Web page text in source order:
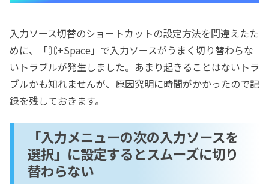
入力ソース切替のショートカットの設定方法を間違えたた
めに、「⌘+Space」で入力ソースがうまく切り替わらな
いトラブルが発生しました。あまり起きることはないトラ
ブルかも知れませんが、原因究明に時間がかかったので記
録を残しておきます。
「入力メニューの次の入力ソースを
選択」に設定するとスムーズに切り
替わらない